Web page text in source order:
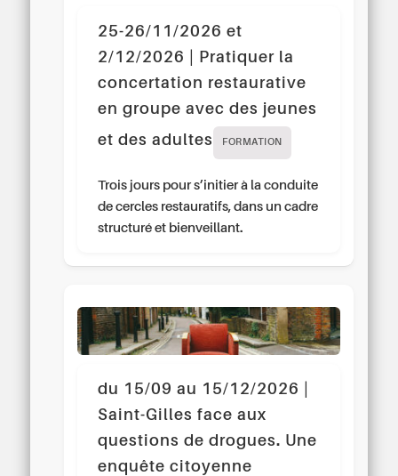
25-26/11/2026 et
2/12/2026 | Pratiquer la
concertation restaurative
en groupe avec des jeunes
et des adultes
FORMATION
Trois jours pour s’initier à la conduite
de cercles restauratifs, dans un cadre
structuré et bienveillant.
du 15/09 au 15/12/2026 |
Saint-Gilles face aux
questions de drogues. Une
enquête citoyenne